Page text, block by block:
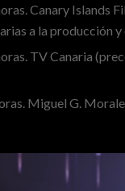
Canary Islands
a la producción
TV Canaria
Miguel G.